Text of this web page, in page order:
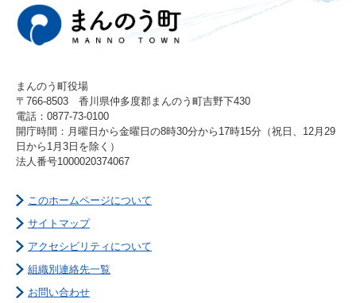
まんのう町役場
〒766-8503 香川県仲多度郡まんのう町吉野下430
電話：0877-73-0100
開庁時間：月曜日から金曜日の8時30分から17時15分（祝日、12月29
日から1月3日を除く）
法人番号1000020374067
このホームページについて
サイトマップ
アクセシビリティについて
組織別連絡先一覧
お問い合わせ